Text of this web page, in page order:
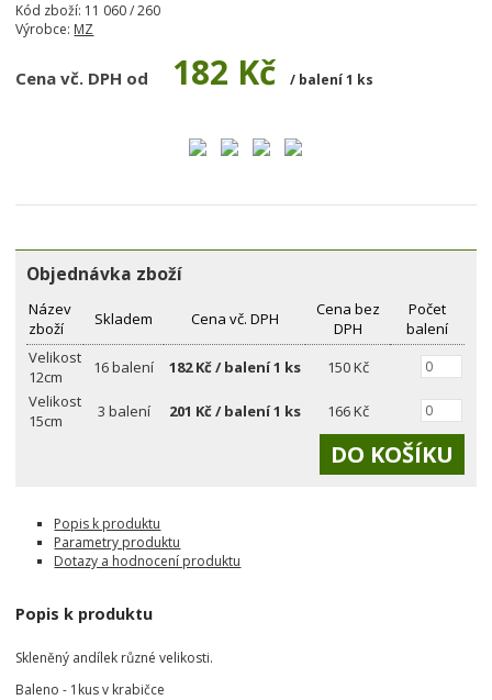
Kód zboží: 11 060 / 260
Výrobce: MZ
Cena vč. DPH od 182 Kč / balení 1 ks
Objednávka zboží
Název
zboží
Skladem Cena vč. DPH
Cena bez
DPH
Počet
balení
Velikost
12cm
16 balení 182Kč / balení 1 ks
150 Kč
Velikost
15cm
3 balení 201 Kč / balení 1 ks 166 Kč
Popis k produktu
Parametry produktu
Dotazy a hodnocení produktu
Popis k produktu
Skleněný andílek různé velikosti.
Baleno - 1kus v krabičce